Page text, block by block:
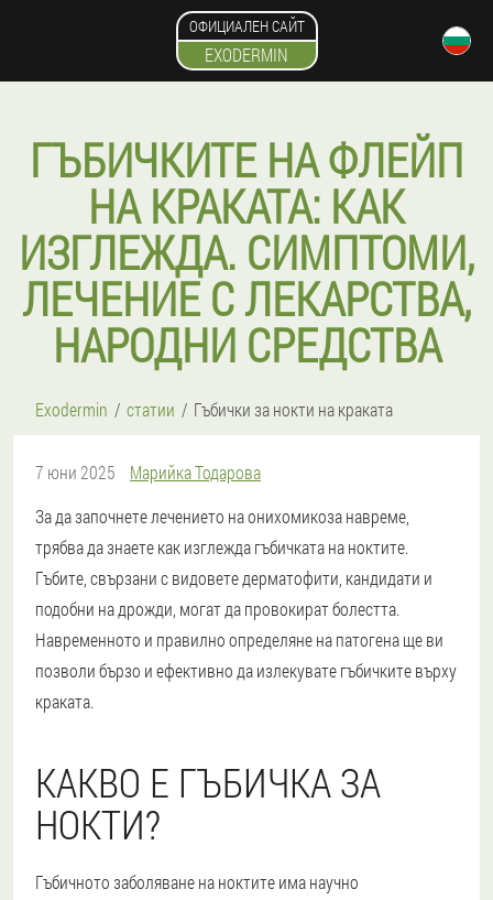
ОФИЦИАЛЕН САЙТ
EXODERMIN
ГЪБИЧКИТЕ НА ФЛЕЙП
НА КРАКАТА: КАК
ИЗГЛЕЖДА. СИМПТОМИ,
ЛЕЧЕНИЕ С ЛЕКАРСТВА,
НАРОДНИ СРЕДСТВА
Exodermin статии Гъбички за нокти на краката
7 юни 2025
Марийка Тодарова
За да започнете лечението на онихомикоза навреме,
трябва да знаете как изглежда гъбичката на ноктите.
Гъбите, свързани с видовете дерматофити, кандидати и
подобни на дрожди, могат да провокират болестта.
Навременното и правилно определяне на патогена ще ви
позволи бързо и ефективно да излекувате гъбичките върху
краката.
КАКВО Е ГЪБИЧКА ЗА
НОКТИ?
Гъбичното заболяване на ноктите има научно